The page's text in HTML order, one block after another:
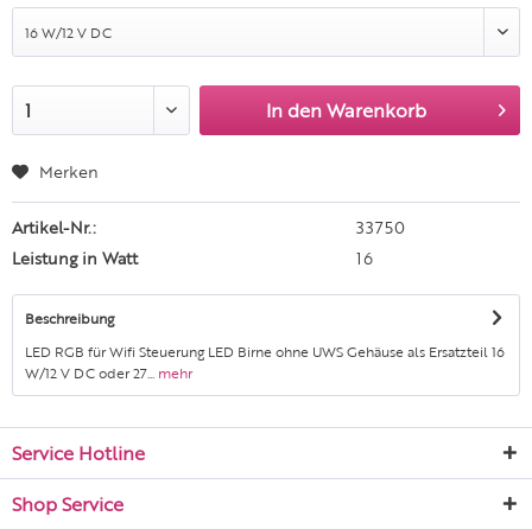
In den Warenkorb
Merken
Artikel-Nr.:
33750
Leistung in Watt
16
Beschreibung
LED RGB für Wifi Steuerung LED Birne ohne UWS Gehäuse als Ersatzteil 16
W/12 V DC oder 27...
mehr
Service Hotline
Shop Service